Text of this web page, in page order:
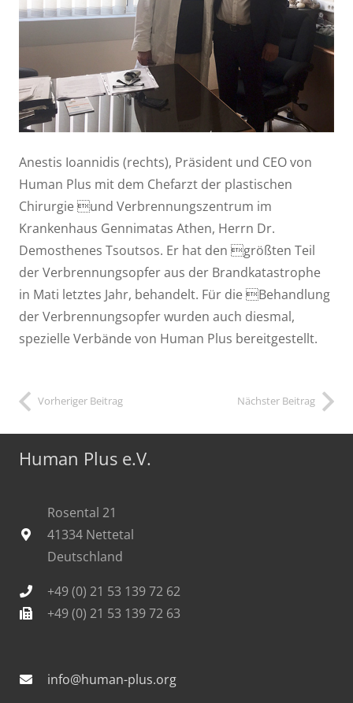
Anestis Ioannidis (rechts), Präsident und CEO von
Human Plus mit dem Chefarzt der plastischen
Chirurgie und Verbrennungszentrum im
Krankenhaus Gennimatas Athen, Herrn Dr.
Demosthenes Tsoutsos. Er hat den größten Teil
der Verbrennungsopfer aus der Brandkatastrophe
in Mati letztes Jahr, behandelt. Für die Behandlung
der Verbrennungsopfer wurden auch diesmal,
spezielle Verbände von Human Plus bereitgestellt.
Vorheriger Beitrag Nächster Beitrag
Human Plus e.V.
Rosental 21
41334 Nettetal
Deutschland
+49 (0) 21 53 139 72 62
+49 (0) 21 53 139 72 63
info@human-plus.org